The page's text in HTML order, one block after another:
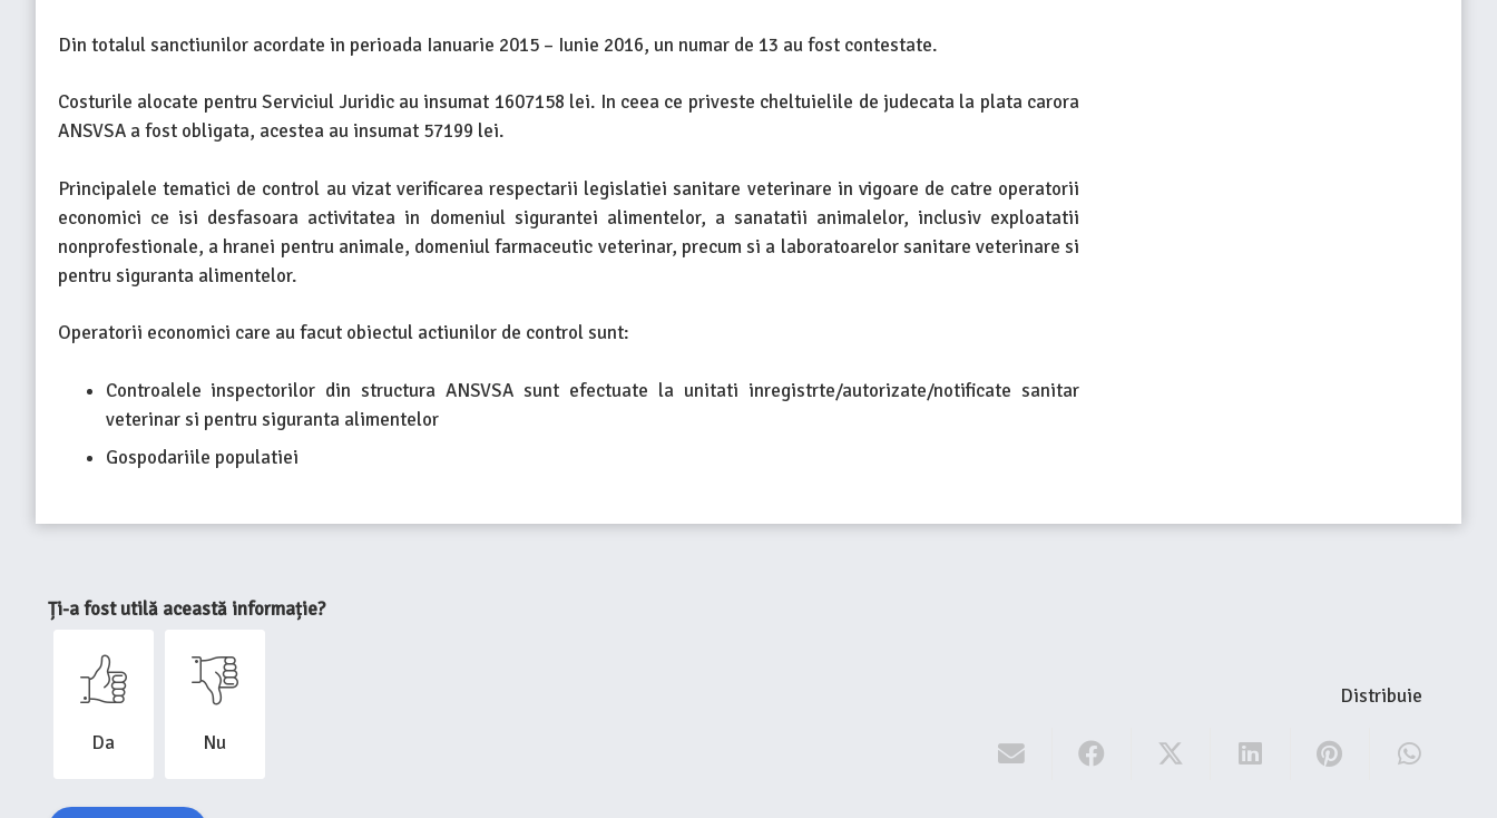
Din totalul sanctiunilor acordate in perioada Ianuarie 2015 – Iunie 2016, un numar de 13 au fost contestate.
Costurile alocate pentru Serviciul Juridic au insumat 1607158 lei. In ceea ce priveste cheltuielile de judecata la plata carora
ANSVSA a fost obligata, acestea au insumat 57199 lei.
Principalele tematici de control au vizat verificarea respectarii legislatiei sanitare veterinare in vigoare de catre operatorii
economici ce isi desfasoara activitatea in domeniul sigurantei alimentelor, a sanatatii animalelor, inclusiv exploatatii
nonprofestionale, a hranei pentru animale, domeniul farmaceutic veterinar, precum si a laboratoarelor sanitare veterinare si
pentru siguranta alimentelor.
Operatorii economici care au facut obiectul actiunilor de control sunt:
Controalele inspectorilor din structura ANSVSA sunt efectuate la unitati inregistrte/autorizate/notificate sanitar
veterinar si pentru siguranta alimentelor
Gospodariile populatiei
Ți-a fost utilă această informație?
Da Nu
Distribuie